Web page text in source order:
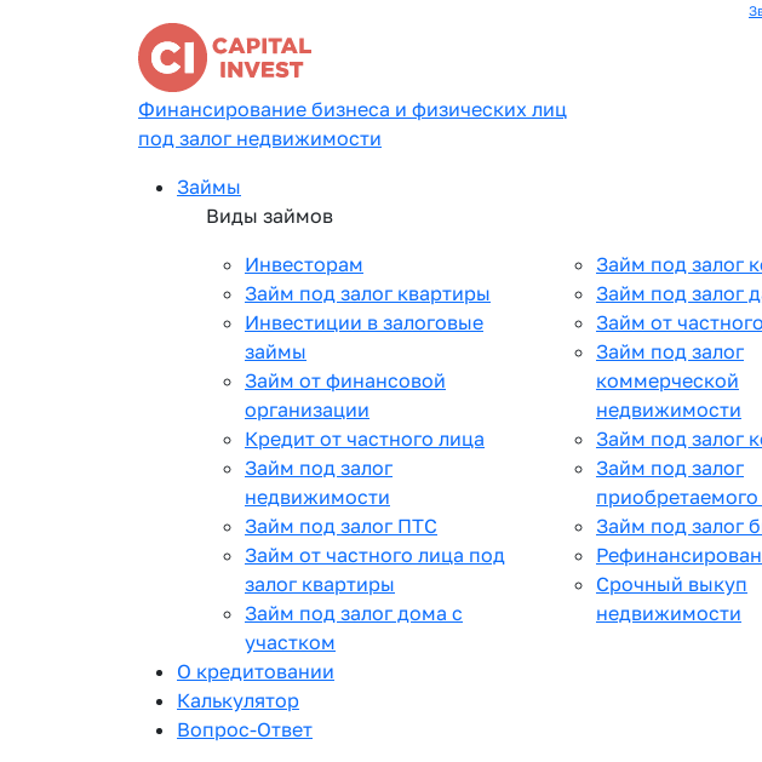
Финансирование бизнеса и физических лиц
под залог недвижимости
Займы
Виды займов
Инвесторам
Займ под залог квартиры
Инвестиции в залоговые
займы
Займ от финансовой
организации
Кредит от частного лица
Займ под залог
недвижимости
Займ под залог ПТС
Займ от частного лица под
залог квартиры
Займ под залог дома с
участком
Займ под залог
Займ под залог
Займ от
Займ под залог
коммерческой
недвижимости
Займ под залог
Займ под залог
Займ под залог
Срочный выкуп
недвижимости
О кредитовании
Калькулятор
Вопрос-Ответ